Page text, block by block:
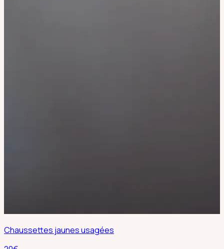
Chaussettes jaunes usagées